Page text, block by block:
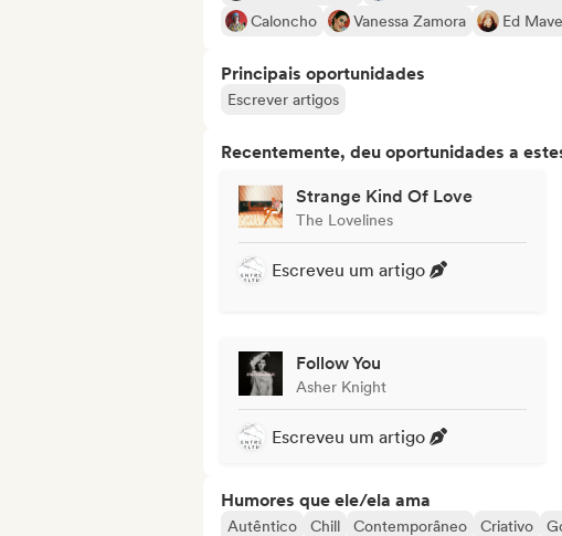
Caloncho
Vanessa Zamora Ed
Principais oportunidades
Escrever artigos
Recentemente, deu oportunidades a
Strange Kind Of Love
The Lovelines
Escreveu um artigo
Follow You
Asher Knight
Escreveu um artigo
Humores que ele/ela ama
Autêntico Chill Contemporâneo Criativo